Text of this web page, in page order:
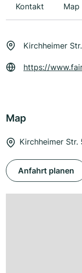
Kontakt Map
Kirchheimer
https://
Map
Kirchheimer
Anfahrt planen